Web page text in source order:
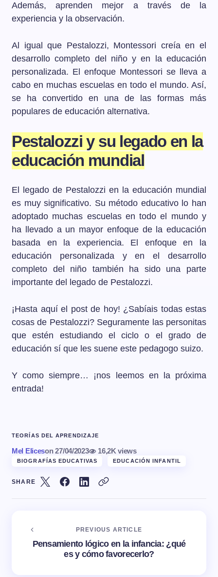
Además, aprenden mejor a través de la
experiencia y la observación.
Al igual que Pestalozzi, Montessori creía en el
desarrollo completo del niño y en la educación
personalizada. El enfoque Montessori se lleva a
cabo en muchas escuelas en todo el mundo. Así,
se ha convertido en una de las formas más
populares de educación alternativa.
Pestalozzi y su legado en la
educación mundial
El legado de Pestalozzi en la educación mundial
es muy significativo. Su método educativo lo han
adoptado muchas escuelas en todo el mundo y
ha llevado a un mayor enfoque de la educación
basada en la experiencia. El enfoque en la
educación personalizada y en el desarrollo
completo del niño también ha sido una parte
importante del legado de Pestalozzi.
¡Hasta aquí el post de hoy! ¿Sabíais todas estas
cosas de Pestalozzi? Seguramente las personitas
que estén estudiando el ciclo o el grado de
educación sí que les suene este pedagogo suizo.
Y como siempre… ¡nos leemos en la próxima
entrada!
TEORÍAS DEL APRENDIZAJE
Mel Eliceson 27/04/2023 16,2K views
BIOGRAFÍAS EDUCATIVAS EDUCACIÓN INFANTIL
SHARE
PREVIOUS ARTICLE
Pensamiento lógico en la infancia: ¿qué
es y cómo favorecerlo?